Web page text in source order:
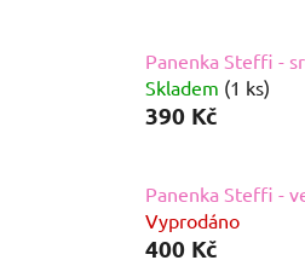
Panenka Steffi -
Skladem (1 ks)
390 Kč
Panenka Steffi -
Vyprodáno
400 Kč